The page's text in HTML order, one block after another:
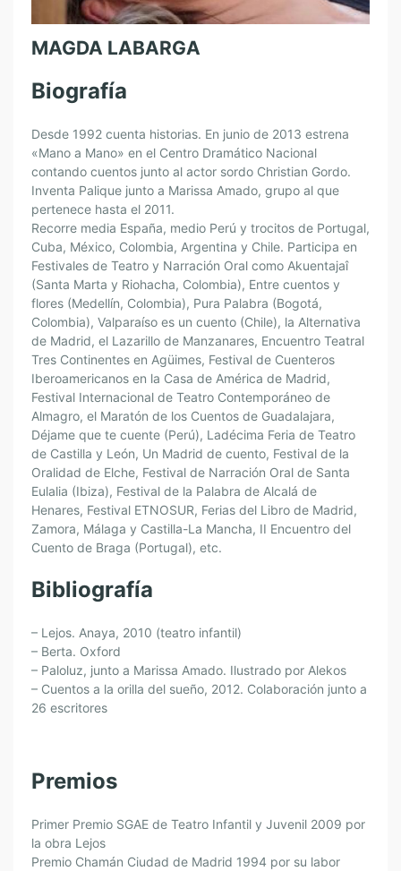
MAGDA LABARGA
Biografía
Desde 1992 cuenta historias. En junio de 2013 estrena
«Mano a Mano» en el Centro Dramático Nacional
contando cuentos junto al actor sordo Christian Gordo.
Inventa Palique junto a Marissa Amado, grupo al que
pertenece hasta el 2011.
Recorre media España, medio Perú y trocitos de Portugal,
Cuba, México, Colombia, Argentina y Chile. Participa en
Festivales de Teatro y Narración Oral como Akuentajaî
(Santa Marta y Riohacha, Colombia), Entre cuentos y
flores (Medellín, Colombia), Pura Palabra (Bogotá,
Colombia), Valparaíso es un cuento (Chile), la Alternativa
de Madrid, el Lazarillo de Manzanares, Encuentro Teatral
Tres Continentes en Agüimes, Festival de Cuenteros
Iberoamericanos en la Casa de América de Madrid,
Festival Internacional de Teatro Contemporáneo de
Almagro, el Maratón de los Cuentos de Guadalajara,
Déjame que te cuente (Perú), Ladécima Feria de Teatro
de Castilla y León, Un Madrid de cuento, Festival de la
Oralidad de Elche, Festival de Narración Oral de Santa
Eulalia (Ibiza), Festival de la Palabra de Alcalá de
Henares, Festival ETNOSUR, Ferias del Libro de Madrid,
Zamora, Málaga y Castilla-La Mancha, II Encuentro del
Cuento de Braga (Portugal), etc.
Bibliografía
– Lejos. Anaya, 2010 (teatro infantil)
– Berta. Oxford
– Paloluz, junto a Marissa Amado. Ilustrado por Alekos
– Cuentos a la orilla del sueño, 2012. Colaboración junto a
26 escritores
Premios
Primer Premio SGAE de Teatro Infantil y Juvenil 2009 por
la obra Lejos
Premio Chamán Ciudad de Madrid 1994 por su labor